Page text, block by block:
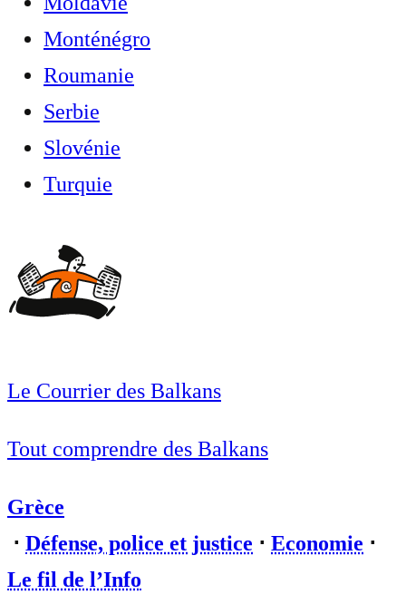
Monténégro
Roumanie
Serbie
Slovénie
Turquie
Le Courrier des Balkans
Tout comprendre des Balkans
Grèce
⋅ Défense, police et justice ⋅ Economie ⋅
Le fil de l’Info